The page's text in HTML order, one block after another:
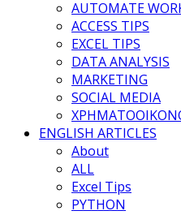
AUTOMATE
ACCESS TIPS
EXCEL TIPS
DATA ANALYSIS
MARKETING
SOCIAL MEDIA
ENGLISH ARTICLES
About
ALL
Excel Tips
PYTHON